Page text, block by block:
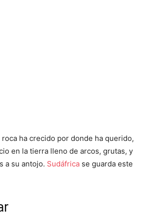
ha crecido por donde ha querido,
en la tierra lleno de arcos, grutas, y
a su antojo. Sudáfrica se guarda este